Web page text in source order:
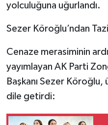
yolculuğuna uğurlandı.
​Sezer Köroğlu’ndan
​Cenaze merasiminin
yayımlayan AK Parti
Başkanı Sezer
dile getirdi: